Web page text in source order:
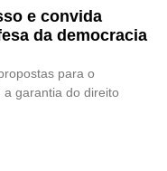
e convida
da democracia
para o
garantia do direito